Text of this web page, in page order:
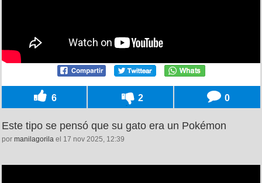
6 2 0
Este tipo se pensó que su gato era un Pokémon
por manilagorila el 17 nov 2025, 12:39